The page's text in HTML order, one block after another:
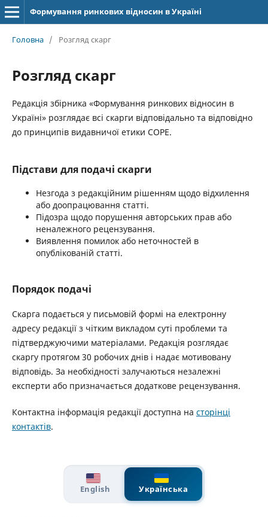
Формування ринкових відносин в Україні
Головна / Розгляд скарг
Розгляд скарг
Редакція збірника «Формування ринкових відносин в
Україні» розглядає всі скарги відповідально та відповідно
до принципів видавничої етики COPE.
Підстави для подачі скарги
Незгода з редакційним рішенням щодо відхилення
або доопрацювання статті.
Підозра щодо порушення авторських прав або
неналежного рецензування.
Виявлення помилок або неточностей в
опублікованій статті.
Порядок подачі
Скарга подається у письмовій формі на електронну
адресу редакції з чітким викладом суті проблеми та
підтверджуючими матеріалами. Редакція розглядає
скаргу протягом 30 робочих днів і надає мотивовану
відповідь. За необхідності залучаються незалежні
експерти або призначається додаткове рецензування.
Контактна інформація редакції доступна на сторінці
контактів.
English Українська